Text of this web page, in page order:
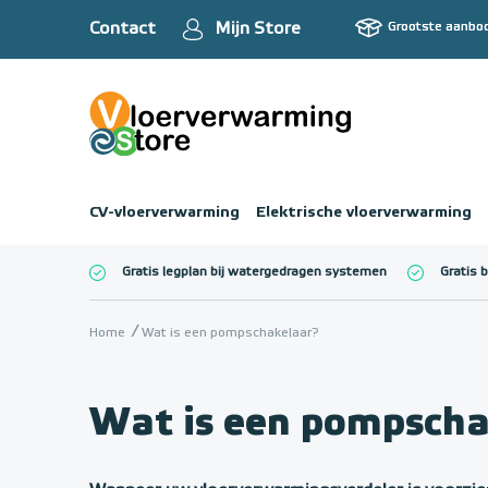
Contact Mijn Store Grootste aanbod
CV-vloerverwarming Elektrische vloerverwarming
Gratis legplan bij watergedragen systemen Gratis
Home Wat is een pompschakelaar?
Wat is een